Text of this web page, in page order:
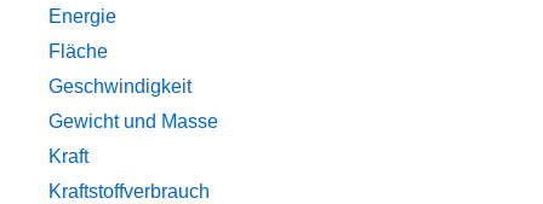
Energie
Fläche
Geschwindigkeit
Gewicht und Masse
Kraft
Kraftstoffverbrauch